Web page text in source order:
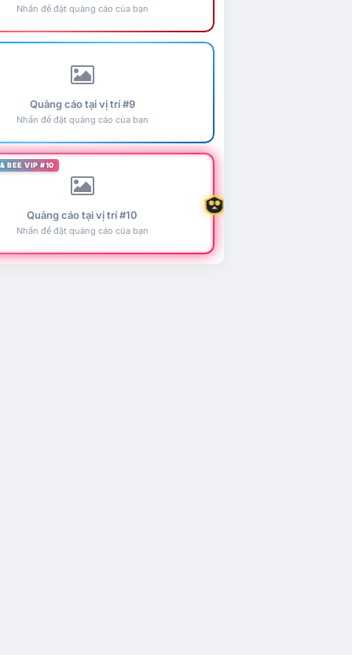
Nhấn để đặt quảng cáo của bạn
Quảng cáo tại vị trí #9
Nhấn để đặt quảng cáo của bạn
BEE VIP #10
Quảng cáo tại vị trí #10
Nhấn để đặt quảng cáo của bạn